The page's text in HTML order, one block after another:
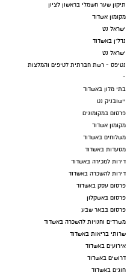
תיקון שער חשמלי בראשון לציון
מקומון אשדוד
ישראל נט
נדל"ן באשדוד
ישראל נט
נטיפס - רשת חברתית לטיפים והמלצות
-
בתי מלון באשדוד
יישובניק נט
פרסום במקומונים
מקומון אשדוד
משלוחים באשדוד
מסעדות באשדוד
דירות למכירה באשדוד
דירות להשכרה באשדוד
פרסום עסק באשדוד
פרסום באשקלון
פרסום בבאר שבע
משרדים וחנויות להשכרה באשדוד
שרותי בריאות באשדוד
אירועים באשדוד
דרושים באשדוד
חוגים באשדוד